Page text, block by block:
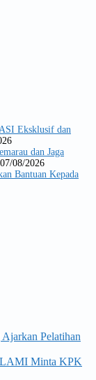
Eksklusif dan
dan Jaga
08/2026
Bantuan Kepada
Pelatihan
LAMI Minta KPK